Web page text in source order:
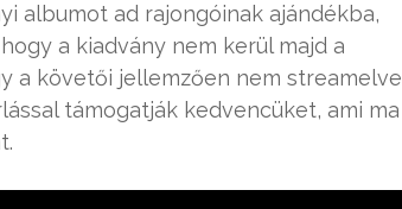
albumot ad rajongóinak ajándékba,
a kiadvány nem kerül majd a
a követői jellemzően nem streamelve
támogatják kedvencüket, ami ma